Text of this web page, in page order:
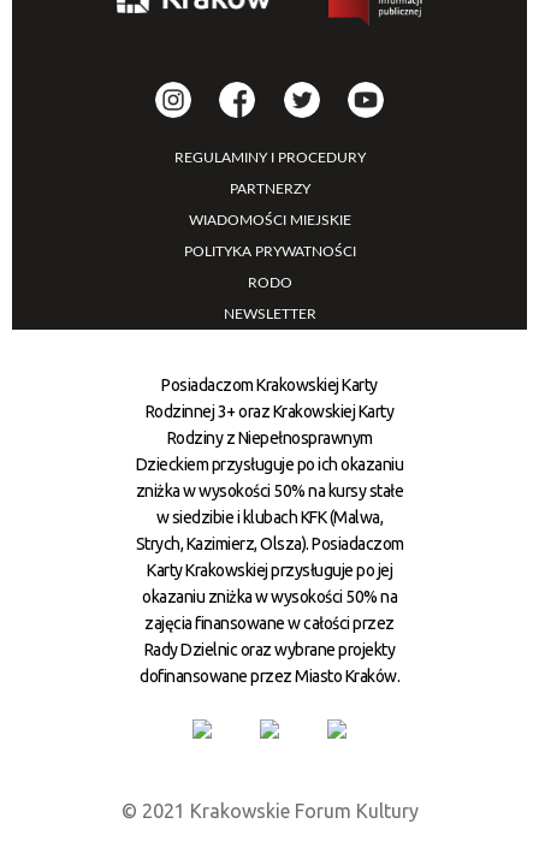
REGULAMINY I PROCEDURY
PARTNERZY
WIADOMOŚCI MIEJSKIE
POLITYKA PRYWATNOŚCI
RODO
NEWSLETTER
Posiadaczom Krakowskiej Karty
Rodzinnej 3+ oraz Krakowskiej Karty
Rodziny z Niepełnosprawnym
Dzieckiem przysługuje po ich okazaniu
zniżka w wysokości 50% na kursy stałe
w siedzibie i klubach KFK (Malwa,
Strych, Kazimierz, Olsza). Posiadaczom
Karty Krakowskiej przysługuje po jej
okazaniu zniżka w wysokości 50% na
zajęcia finansowane w całości przez
Rady Dzielnic oraz wybrane projekty
dofinansowane przez Miasto Kraków.
© 2021 Krakowskie Forum Kultury